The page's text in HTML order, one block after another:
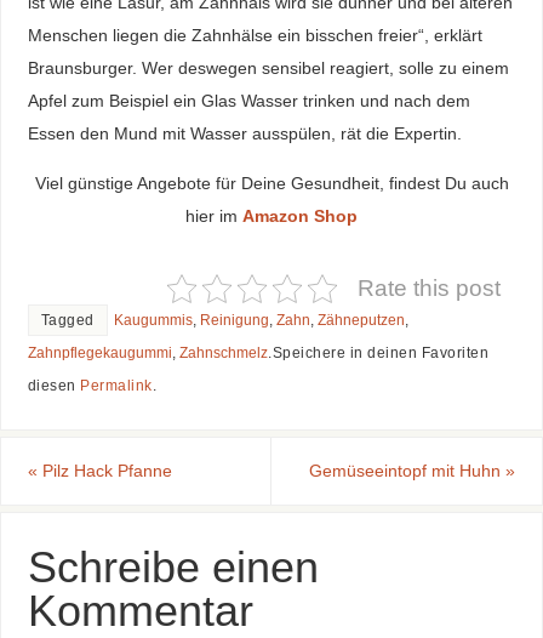
Menschen liegen die Zahnhälse ein bisschen freier“, erklärt
Braunsburger. Wer deswegen sensibel reagiert, solle zu einem
Apfel zum Beispiel ein Glas Wasser trinken und nach dem
Essen den Mund mit Wasser ausspülen, rät die Expertin.
Viel günstige Angebote für Deine Gesundheit, findest Du auch
hier im Amazon Shop
Rate this post
Tagged Kaugummis, Reinigung, Zahn, Zähneputzen,
Zahnpflegekaugummi, Zahnschmelz.Speichere in deinen Favoriten
diesen Permalink.
« Pilz Hack Pfanne Gemüseeintopf mit Huhn»
Schreibe einen
Kommentar